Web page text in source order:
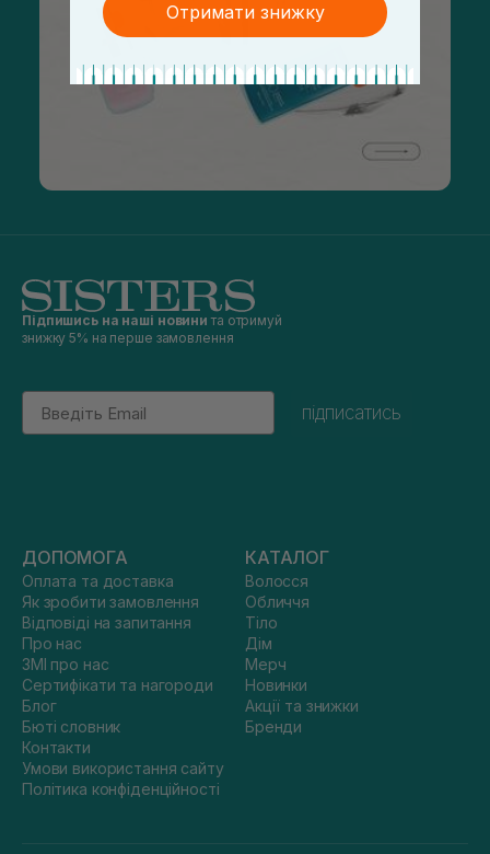
Підпишись на наші новини та отримуй
знижку 5% на перше замовлення
Email
підписатись
ДОПОМОГА
Оплата та доставка
Як зробити замовлення
Відповіді на запитання
Про нас
ЗМІ про нас
Сертифікати та нагороди
Блог
Бюті словник
Контакти
Умови використання сайту
Політика конфіденційності
КАТАЛОГ
Волосся
Обличчя
Тіло
Дім
Мерч
Новинки
Акції та знижки
Бренди
Отримати знижку